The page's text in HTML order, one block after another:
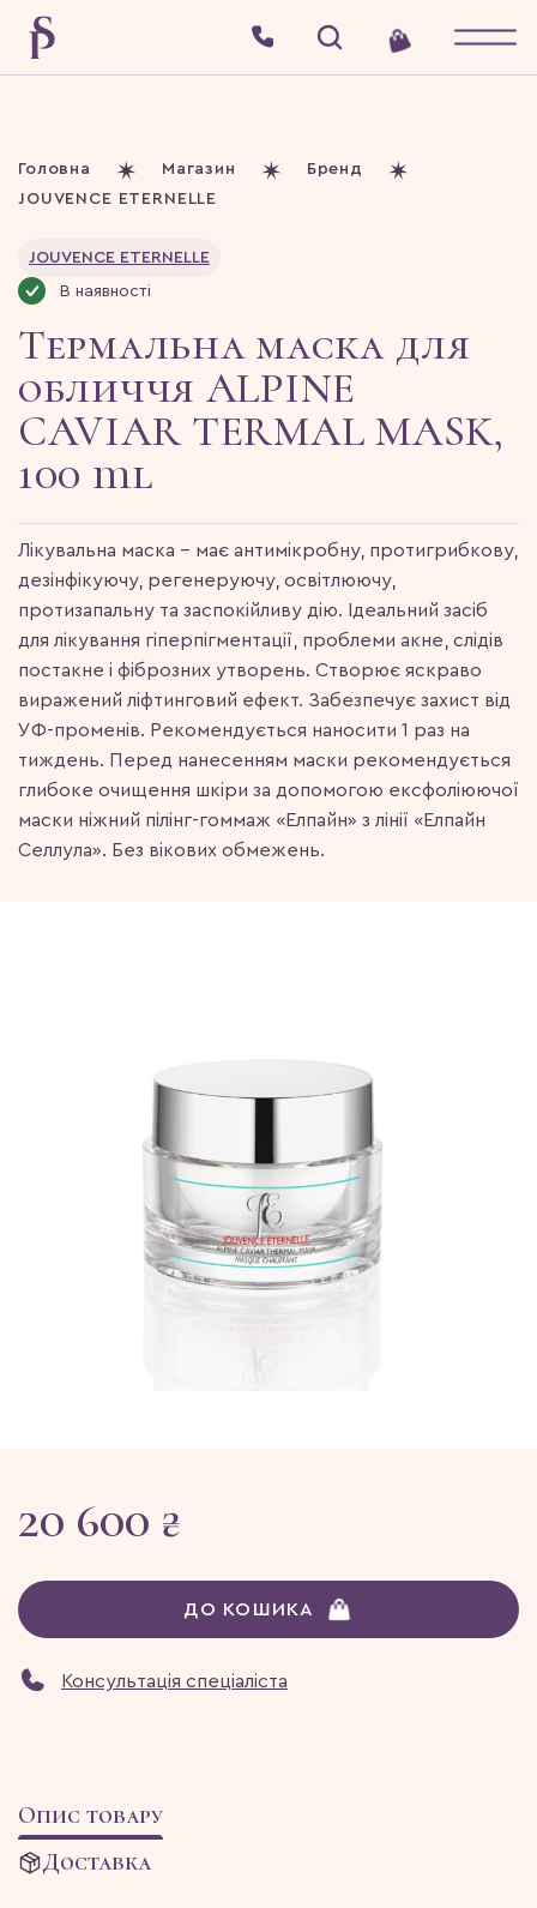
Головна Магазин
Бренд
JOUVENCE ETERNELLE
JOUVENCE ETERNELLE
В наявності
Термальна маска для
обличчя ALPINE
CAVIAR TERMAL MASK,
100 ml
Лікувальна маска – має антимікробну, протигрибкову,
дезінфікуючу, регенеруючу, освітлюючу,
протизапальну та заспокійливу дію. Ідеальний засіб
для лікування гіперпігментації, проблеми акне, слідів
постакне і фіброзних утворень. Створює яскраво
виражений ліфтинговий ефект. Забезпечує захист від
УФ-променів. Рекомендується наносити 1 раз на
тиждень. Перед нанесенням маски рекомендується
глибоке очищення шкіри за допомогою ексфоліюючої
маски ніжний пілінг-гоммаж «Елпайн» з лінії «Елпайн
Селлула». Без вікових обмежень.
20 600 ₴
ДО КОШИКА
Консультація спеціаліста
Опис товару
Доставка